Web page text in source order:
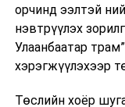
орчинд ээлтэй
нэвтрүүлэх
Улаанбаатар
хэрэгжүүлэхээр
Төслийн хоёр